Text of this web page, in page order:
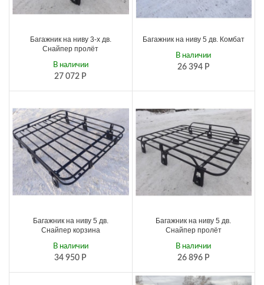
Багажник на ниву 3-х дв.
Снайпер пролёт
27 072 Р
В наличии
Багажник на ниву 5 дв. Комбат
26 394 Р
В наличии
Багажник на ниву 5 дв.
Снайпер корзина
34 950 Р
В наличии
Багажник на ниву 5 дв.
Снайпер пролёт
26 896 Р
В наличии